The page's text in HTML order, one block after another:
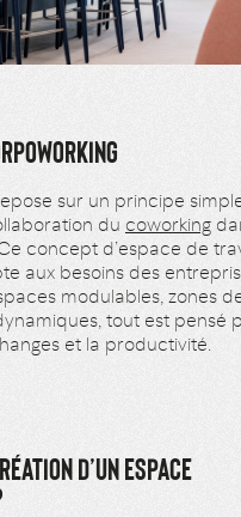
sur un principe
du coworking
concept d’espace de
aux besoins des
modulables, zones
tout est pensé
et la productivité.
D’UN ESPACE